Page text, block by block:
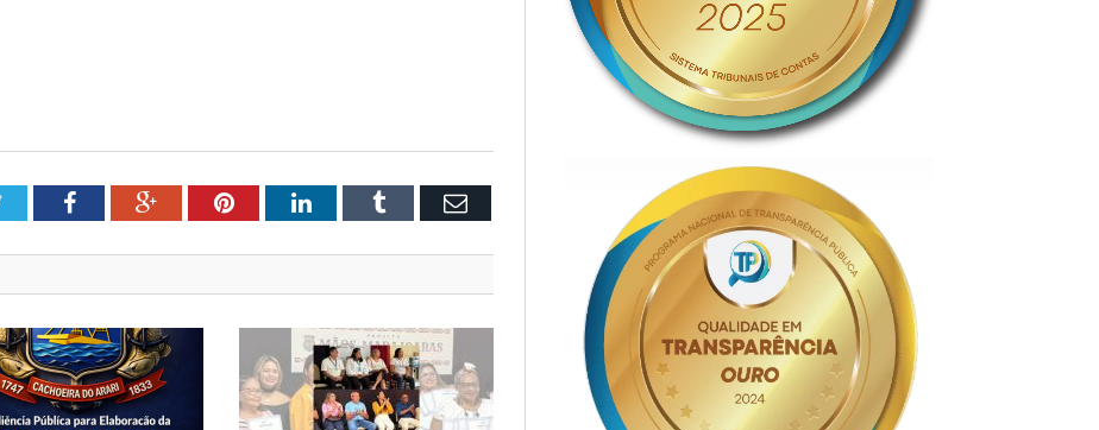
TwitterFacebookGoogle+PinterestLinkedInTumblr Email